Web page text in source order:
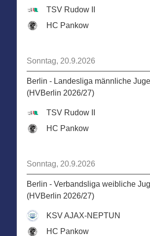
TSV Rudow II
HC Pankow
Sonntag, 20.9.2026
Berlin - Landesliga männliche
(HVBerlin 2026/27)
TSV Rudow II
HC Pankow
Sonntag, 20.9.2026
Berlin - Verbandsliga weibliche
(HVBerlin 2026/27)
KSV AJAX-NEPTUN
HC Pankow